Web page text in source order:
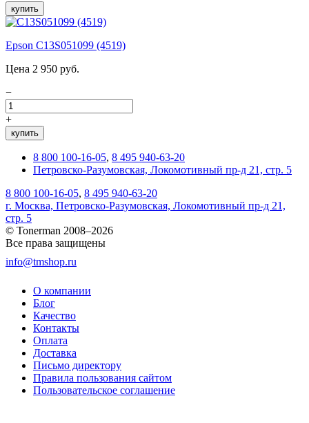
купить
Epson C13S051099 (4519)
Цена 2 950 руб.
−
+
купить
8 800 100-16-05, 8 495 940-63-20
Петровско-Разумовская, Локомотивный пр-д 21, стр. 5
8 800 100-16-05, 8 495 940-63-20
г. Москва, Петровско-Разумовская, Локомотивный пр-д 21,
стр. 5
© Tonerman 2008–2026
Все права защищены
info@tmshop.ru
О компании
Блог
Качество
Контакты
Оплата
Доставка
Письмо директору
Правила пользования сайтом
Пользовательское соглашение